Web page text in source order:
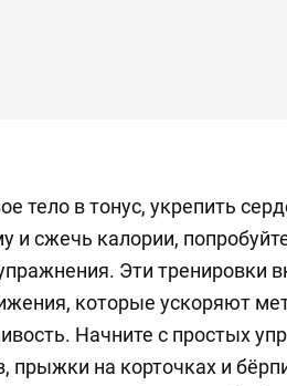
тело в тонус, укрепить
и сжечь калории,
Эти тренировки
которые ускоряют
Начните с простых
прыжки на корточках и